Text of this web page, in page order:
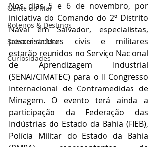
Gente do Mar
Roteiros & Destinos
Sabores do Mar
Curiosidades
Nos dias 5 e 6 de novembro, por
iniciativa do Comando do 2º Distrito
Naval em Salvador, especialistas,
pesquisadores civis e militares
estarão reunidos no Serviço Nacional
de Aprendizagem Industrial
(SENAI/CIMATEC) para o II Congresso
Internacional de Contramedidas de
Minagem. O evento terá ainda a
participação da Federação das
Indústrias do Estado da Bahia (FIEB),
Polícia Militar do Estado da Bahia